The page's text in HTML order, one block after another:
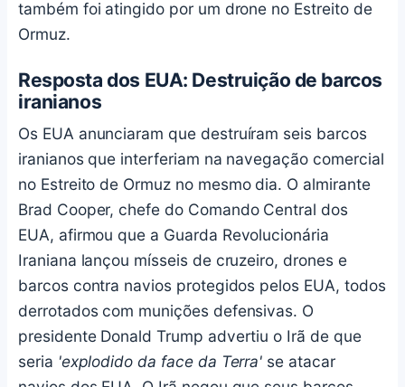
também foi atingido por um drone no Estreito de
Ormuz.
Resposta dos EUA: Destruição de barcos
iranianos
Os EUA anunciaram que destruíram seis barcos
iranianos que interferiam na navegação comercial
no Estreito de Ormuz no mesmo dia. O almirante
Brad Cooper, chefe do Comando Central dos
EUA, afirmou que a Guarda Revolucionária
Iraniana lançou mísseis de cruzeiro, drones e
barcos contra navios protegidos pelos EUA, todos
derrotados com munições defensivas. O
presidente Donald Trump advertiu o Irã de que
seria 'explodido da face da Terra' se atacar